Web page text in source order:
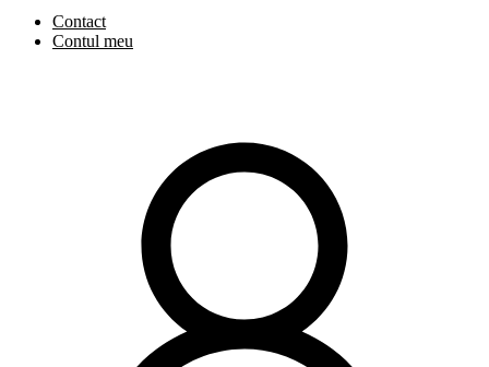
Contact
Contul meu